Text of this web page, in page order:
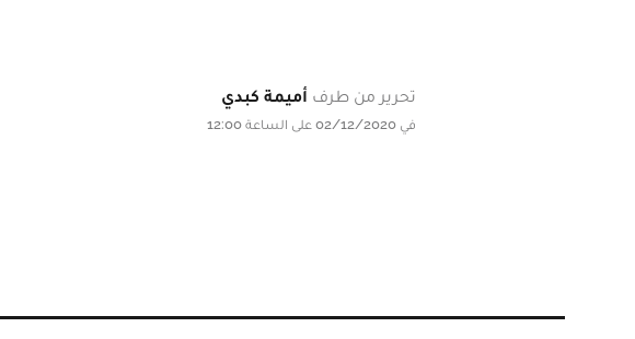
تحرير من طرف أميمة كبدي
في 02/12/2020 على الساعة 12:00